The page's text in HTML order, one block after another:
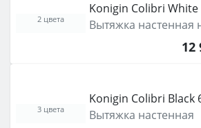
Konigin Colibri White
Вытяжка настенная
12
2 цвета
Konigin Colibri Black
Вытяжка настенная
3 цвета